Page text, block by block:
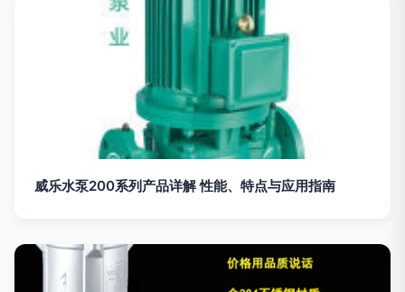
威乐水泵200系列产品详解 性能、特点与应用指南